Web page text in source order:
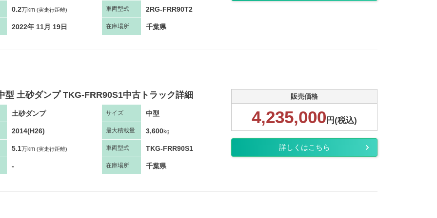
0.2万km (実走行距離) 車両型式 2RG-FRR90T2
2022年 11月 19日 在庫場所 千葉県
型 土砂ダンプ TKG-FRR90S1中古トラック詳細
土砂ダンプ サイズ 中型
2014(H26) 最大積載量 3,600kg
5.1万km (実走行距離) 車両型式 TKG-FRR90S1
- 在庫場所 千葉県
販売価格
4,235,000 円(税込)
詳しくはこちら